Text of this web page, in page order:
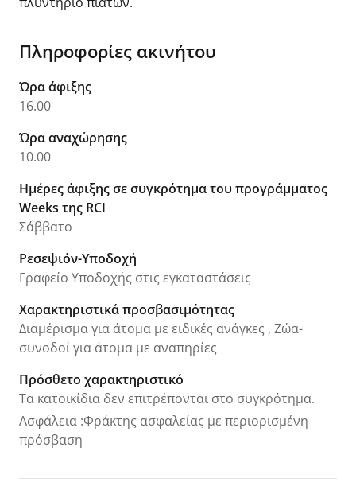
Πληροφορίες ακινήτου
Ώρα άφιξης
16.00
Ώρα αναχώρησης
10.00
Ημέρες άφιξης σε συγκρότημα του προγράμματος
Weeks της RCI
Σάββατο
Ρεσεψιόν-Υποδοχή
Γραφείο Υποδοχής στις εγκαταστάσεις
Χαρακτηριστικά προσβασιμότητας
Διαμέρισμα για άτομα με ειδικές ανάγκες , Ζώα-
συνοδοί για άτομα με αναπηρίες
Πρόσθετο χαρακτηριστικό
Τα κατοικίδια δεν επιτρέπονται στο συγκρότημα.
Ασφάλεια :Φράκτης ασφαλείας με περιορισμένη
πρόσβαση